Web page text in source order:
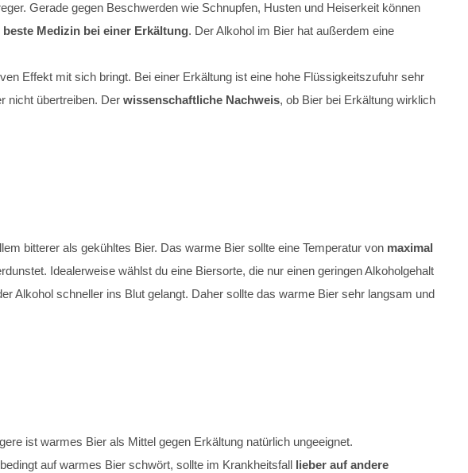
Gerade gegen Beschwerden wie Schnupfen, Husten und Heiserkeit können
Medizin bei einer Erkältung. Der Alkohol im Bier hat außerdem eine
Effekt mit sich bringt. Bei einer Erkältung ist eine hohe Flüssigkeitszufuhr sehr
nicht übertreiben. Der wissenschaftliche Nachweis, ob Bier bei Erkältung wirklich
bitterer als gekühltes Bier. Das warme Bier sollte eine Temperatur von maximal
Idealerweise wählst du eine Biersorte, die nur einen geringen Alkoholgehalt
Alkohol schneller ins Blut gelangt. Daher sollte das warme Bier sehr langsam und
ist warmes Bier als Mittel gegen Erkältung natürlich ungeeignet.
auf warmes Bier schwört, sollte im Krankheitsfall lieber auf andere